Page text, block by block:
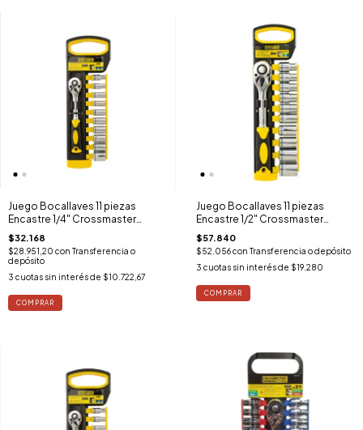
Juego Bocallaves 11 piezas
Encastre 1/4" Crossmaster
9944647
$32.168
$28.951,20 con Transferencia o
depósito
3 cuotas sin interés de $10.722,67
Juego Bocallaves 11 piezas
Encastre 1/2" Crossmaster
9946847
$57.840
$52.056con Transferencia o depósito
3 cuotas sin interés de $19.280